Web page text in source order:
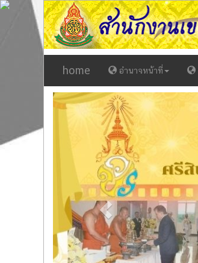
home อำนาจหน้าที่
Previous